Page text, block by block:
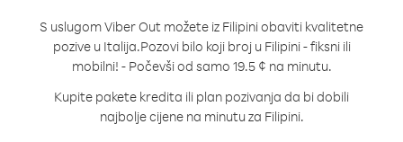
S uslugom Viber Out možete iz Filipini obaviti kvalitetne
pozive u Italija.Pozovi bilo koji broj u Filipini - fiksni ili
mobilni! - Počevši od samo 19.5 ¢ na minutu.
Kupite pakete kredita ili plan pozivanja da bi dobili
najbolje cijene na minutu za Filipini.